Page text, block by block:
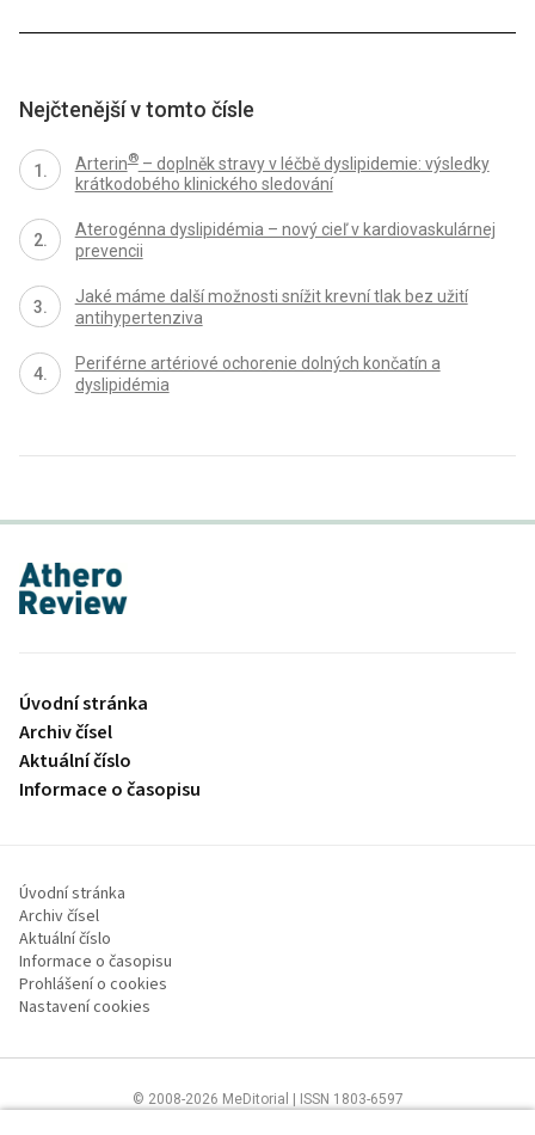
Nejčtenější v tomto čísle
Arterin®– doplněk stravy v léčbě dyslipidemie: výsledky
krátkodobého klinického sledování
Aterogénna dyslipidémia – nový cieľ v kardiovaskulárnej
prevencii
Jaké máme další možnosti snížit krevní tlak bez užití
antihypertenziva
Periférne artériové ochorenie dolných končatín a
dyslipidémia
proLékaře.cz
Úvodní stránka
Archiv čísel
Aktuální číslo
Informace o časopisu
Úvodní stránka
Archiv čísel
Aktuální číslo
Informace o časopisu
Prohlášení o cookies
Nastavení cookies
© 2008-2026 MeDitorial | ISSN 1803-6597